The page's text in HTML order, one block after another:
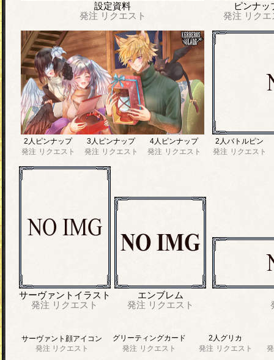
設定資料
発注 リクエスト
ピンナッ
発注 リク
2人ピンナップ
発注 リクエスト
3人ピンナップ
発注 リクエスト
4人ピンナップ
発注 リクエスト
2人バトルピン
発注 リクエスト
サーヴァントイラスト
発注 リクエスト
エンブレム
発注 リクエスト
サーヴァント顔アイコン
発注 リクエスト
グリーティングカード
発注 リクエスト
2人グリカ
発注 リクエスト